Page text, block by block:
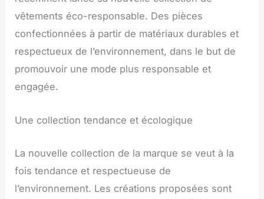
vêtements éco-responsable. Des pièces
confectionnées à partir de matériaux durables et
respectueux de l’environnement, dans le but de
promouvoir une mode plus responsable et
engagée.
Une collection tendance et écologique
La nouvelle collection de la marque se veut à la
fois tendance et respectueuse de
l’environnement. Les créations proposées sont